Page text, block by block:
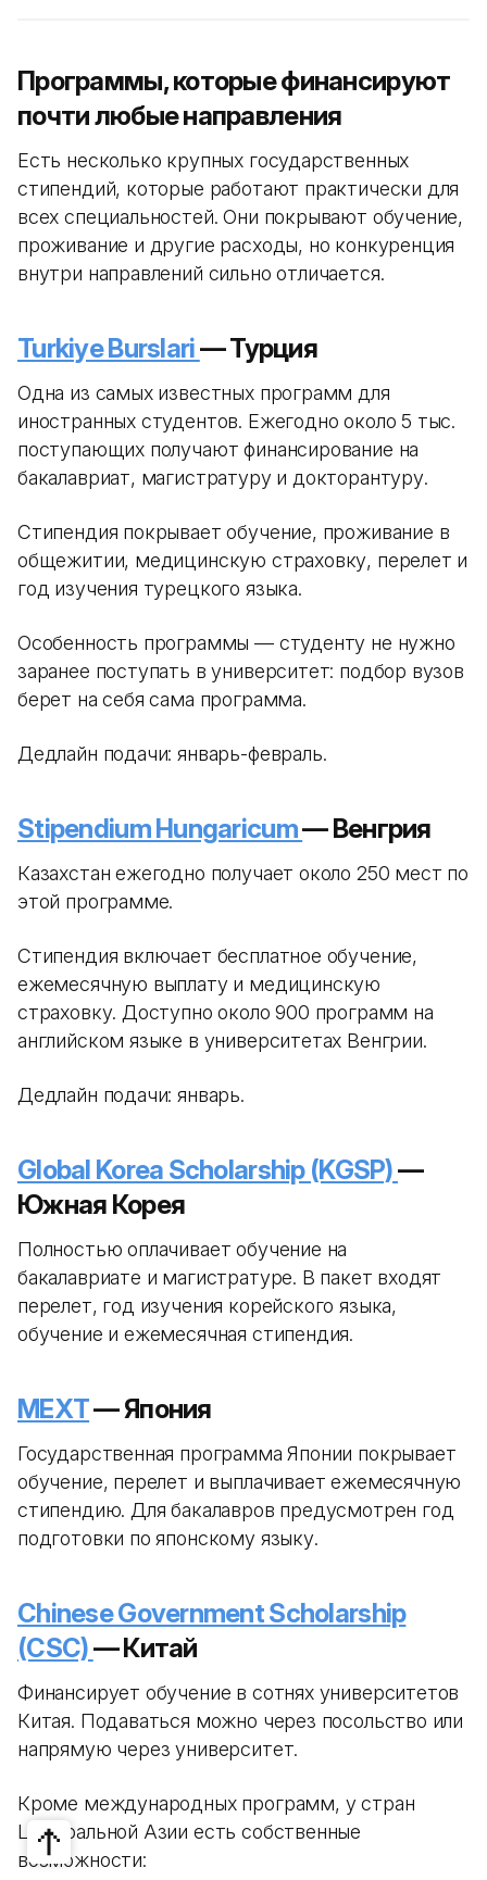
Программы, которые финансируют
почти любые направления
Есть несколько крупных государственных
стипендий, которые работают практически для
всех специальностей. Они покрывают обучение,
проживание и другие расходы, но конкуренция
внутри направлений сильно отличается.
Turkiye Burslari— Турция
Одна из самых известных программ для
иностранных студентов. Ежегодно около 5 тыс.
поступающих получают финансирование на
бакалавриат, магистратуру и докторантуру.
Стипендия покрывает обучение, проживание в
общежитии, медицинскую страховку, перелет и
год изучения турецкого языка.
Особенность программы — студенту не нужно
заранее поступать в университет: подбор вузов
берет на себя сама программа.
Дедлайн подачи: январь-февраль.
Stipendium Hungaricum— Венгрия
Казахстан ежегодно получает около 250 мест по
этой программе.
Стипендия включает бесплатное обучение,
ежемесячную выплату и медицинскую
страховку. Доступно около 900 программ на
английском языке в университетах Венгрии.
Дедлайн подачи: январь.
Global Korea Scholarship (KGSP)—
Южная Корея
Полностью оплачивает обучение на
бакалавриате и магистратуре. В пакет входят
перелет, год изучения корейского языка,
обучение и ежемесячная стипендия.
MEXT— Япония
Государственная программа Японии покрывает
обучение, перелет и выплачивает ежемесячную
стипендию. Для бакалавров предусмотрен год
подготовки по японскому языку.
Chinese Government Scholarship
(CSC)— Китай
Финансирует обучение в сотнях университетов
Китая. Подаваться можно через посольство или
напрямую через университет.
Кроме международных программ, у стран
Центральной Азии есть собственные
возможности: